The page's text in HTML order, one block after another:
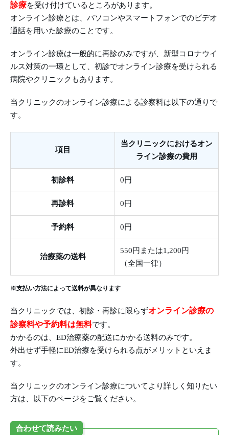
診療を受け付けているところがあります。
オンライン診療とは、パソコンやスマートフォンでのビデオ
通話を用いた診療のことです。
オンライン診療は一般的に再診のみですが、新型コロナウイ
ルス対策の一環として、初診でオンライン診療を受けられる
病院やクリニックもあります。
当クリニックのオンライン診療による診察料は以下の通りで
す。
項目
当クリニックにおけるオン
ライン診療の費用
初診料 0円
再診料 0円
予約料 0円
治療薬の送料
550円または1,200円
（全国一律）
※支払い方法によって送料が異なります
当クリニックでは、初診・再診に限らずオンライン診療の
診察料や予約料は無料です。
かかるのは、ED治療薬の配送にかかる送料のみです。
外出せず手軽にED治療を受けられる点がメリットといえま
す。
当クリニックのオンライン診療についてより詳しく知りたい
方は、以下のページをご覧ください。
合わせて読みたい